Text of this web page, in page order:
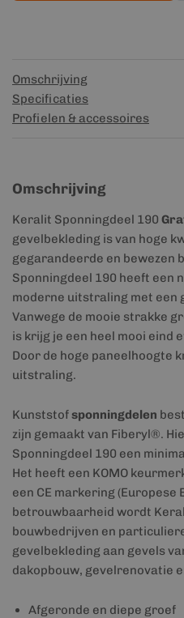
Omschrijving
Specificaties
Profielen & accessoires
Omschrijving
Keralit Sponningdeel 190
gevelbekleding is van hoge
gegarandeerde en bewezen
Sponningdeel 190 heeft een
moderne uitstraling met een
Vanwege de mooie strakke
is krijg je een heel mooi eind
Door de hoge paneelhoogte
uitstraling.
Kunststofsponningdelen
zijn gemaakt van Fiberyl®.
Sponningdeel 190 een
Het heeft een KOMO
een CE markering (Europese
betrouwbaarheid wordt
bouwbedrijven en
gevelbekleding aan gevels
dakopbouw, gevelrenovatie
Afgeronde en diepe groef